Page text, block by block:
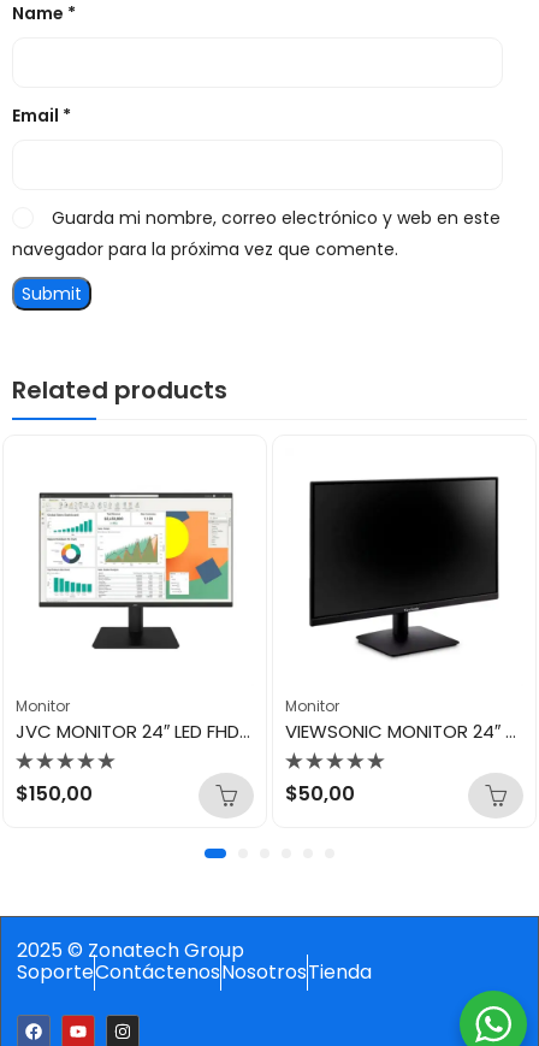
Name *
Email *
Guarda mi nombre, correo electrónico y web en este
navegador para la próxima vez que comente.
Related products
Monitor
JVC MONITOR 24″ LED FHD LT-MK24220
Valorado
con
$150,00
Monitor
VIEWSONIC MONITOR 24″ FULL HD LED VA2433
Valorado
con
$50,00
2025 © Zonatech Group
SoporteContáctenosNosotrosTienda